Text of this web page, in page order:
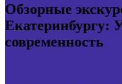
Обзорные
Екатеринбургу:
современность